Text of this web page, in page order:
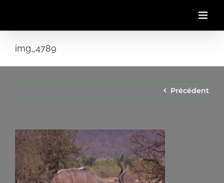
img_4789
Précédent